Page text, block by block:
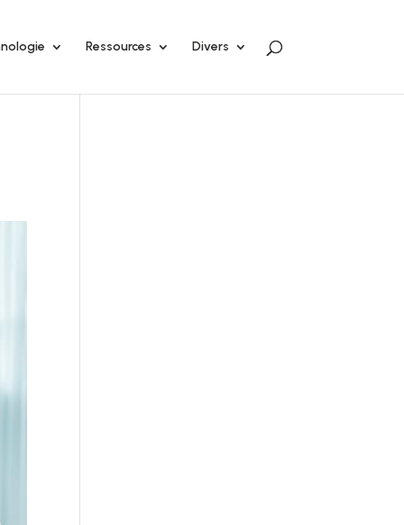
Ressources Divers